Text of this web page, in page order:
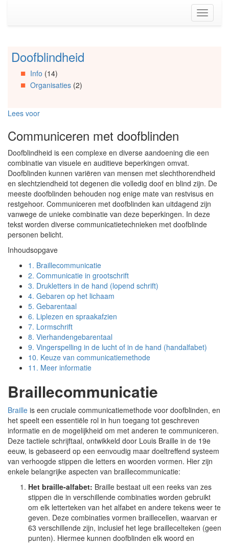
(Accesskey
Toggle
Spring
Artikels
Spring
Spring
Organisaties
Spring
naar
Social
media
Doofblindheid
Info (14)
Organisaties(2)
Lees voor
Communiceren met doofblinden
Doofblindheid is een complexe en diverse aandoening die een
combinatie van visuele en auditieve beperkingen omvat.
Doofblinden kunnen variëren van mensen met slechthorendheid
en slechtziendheid tot degenen die volledig doof en blind zijn. De
meeste doofblinden behouden nog enige mate van restvisus en
restgehoor. Communiceren met doofblinden kan uitdagend zijn
vanwege de unieke combinatie van deze beperkingen. In deze
tekst worden diverse communicatietechnieken met doofblinde
personen belicht.
Inhoudsopgave
1. Braillecommunicatie
2. Communicatie in grootschrift
3. Drukletters in de hand (lopend schrift)
4. Gebaren op het lichaam
5. Gebarentaal
6. Liplezen en spraakafzien
7. Lormschrift
8. Vierhandengebarentaal
9. Vingerspelling in de lucht of in de hand (handalfabet)
10. Keuze van communicatiemethode
11. Meer informatie
Braillecommunicatie
Braille is een cruciale communicatiemethode voor doofblinden, en
het speelt een essentiële rol in hun toegang tot geschreven
informatie en de mogelijkheid om met anderen te communiceren.
Deze tactiele schrijftaal, ontwikkeld door Louis Braille in de 19e
eeuw, is gebaseerd op een eenvoudig maar doeltreffend systeem
van verhoogde stippen die letters en woorden vormen. Hier zijn
enkele belangrijke aspecten van braillecommunicatie:
Het braille-alfabet: Braille bestaat uit een reeks van zes
stippen die in verschillende combinaties worden gebruikt
om elk letterteken van het alfabet en andere tekens weer te
geven. Deze combinaties vormen braillecellen, waarvan er
63 verschillende zijn, inclusief het lege braillecelteken (geen
punten). Hiermee kunnen doofblinden elk woord en